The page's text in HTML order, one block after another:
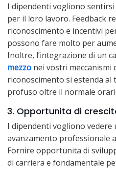
I dipendenti vogliono
per il loro lavoro. Feedback
riconoscimento e incentivi
possono fare molto per
Inoltre, l’integrazione di un
mezzo nei vostri meccanismi
riconoscimento si estenda al
profuso oltre il normale
3. Opportunita di
I dipendenti vogliono vedere
avanzamento professionale
Fornire opportunita di
di carriera e fondamentale